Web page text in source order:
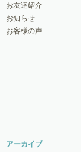
お友達紹介
お知らせ
お客様の声
アーカイブ